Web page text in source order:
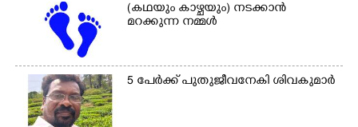
(കഥയും കാഴ്ചയും) നടക്കാൻ
മറക്കുന്ന നമ്മൾ
5 പേർക്ക് പുതുജീവനേകി ശിവകുമാർ